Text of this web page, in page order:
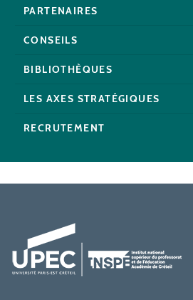
PARTENAIRES
CONSEILS
BIBLIOTHÈQUES
LES AXES STRATÉGIQUES
RECRUTEMENT